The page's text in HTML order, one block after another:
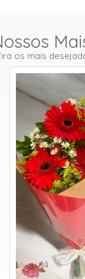
os mais